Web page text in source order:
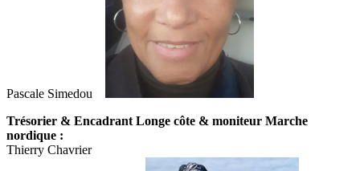
Pascale Simedou
Trésorier & Encadrant Longe côte & moniteur Marche
nordique :
Thierry Chavrier